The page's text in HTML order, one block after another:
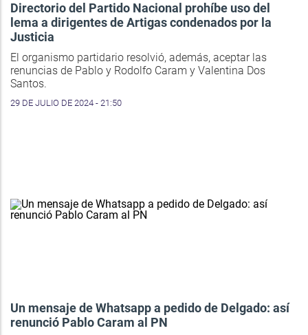
Directorio del Partido Nacional prohíbe uso del
lema a dirigentes de Artigas condenados por la
Justicia
El organismo partidario resolvió, además, aceptar las
renuncias de Pablo y Rodolfo Caram y Valentina Dos
Santos.
29 DE JULIO DE 2024 - 21:50
Un mensaje de Whatsapp a pedido de Delgado: así
renunció Pablo Caram al PN